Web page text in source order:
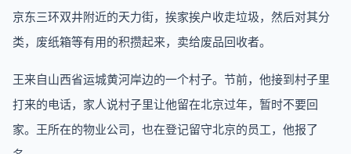
京东三环双井附近的天力街，挨家挨户收走垃圾，然后对其分
类，废纸箱等有用的积攒起来，卖给废品回收者。
王来自山西省运城黄河岸边的一个村子。节前，他接到村子里
打来的电话，家人说村子里让他留在北京过年，暂时不要回
家。王所在的物业公司，也在登记留守北京的员工，他报了